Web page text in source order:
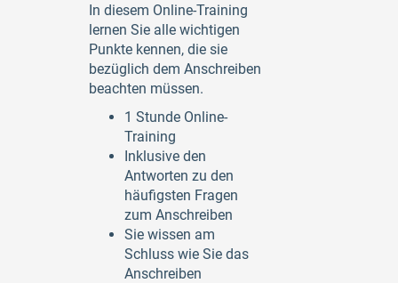
In diesem Online-Training
lernen Sie alle wichtigen
Punkte kennen, die sie
bezüglich dem Anschreiben
beachten müssen.
1 Stunde Online-
Training
Inklusive den
Antworten zu den
häufigsten Fragen
zum Anschreiben
Sie wissen am
Schluss wie Sie das
Anschreiben